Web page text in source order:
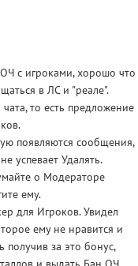
с игроками, хорошо что
в ЛС и "реале".
то есть предложение
появляются сообщения,
успевает Удалять.
о Модераторе
ему.
для Игроков. Увидел
ему не нравится и
получив за это бонус,